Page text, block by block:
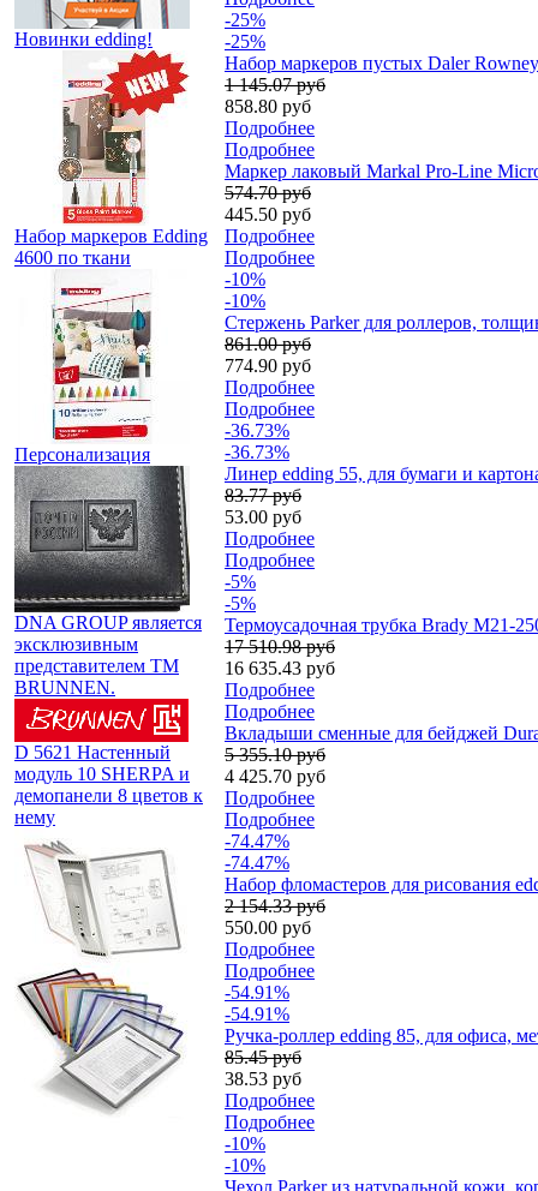
Новинки edding!
Набор маркеров Edding
4600 по ткани
Персонализация
DNA GROUP является
эксклюзивным
представителем TM
BRUNNEN.
D 5621 Настенный
модуль 10 SHERPA и
демопанели 8 цветов к
нему
-25%
-25%
Набор маркеров пустых Daler
1 145.07 руб
858.80 руб
Подробнее
Подробнее
Маркер лаковый Markal Pro-Line
574.70 руб
445.50 руб
Подробнее
Подробнее
-10%
-10%
Стержень Parker для роллеров,
861.00 руб
774.90 руб
Подробнее
Подробнее
-36.73%
-36.73%
Линер edding 55, для бумаги и
83.77 руб
53.00 руб
Подробнее
Подробнее
-5%
-5%
Термоусадочная трубка Brady M21-
17 510.98 руб
16 635.43 руб
Подробнее
Подробнее
Вкладыши сменные для бейджей
5 355.10 руб
4 425.70 руб
Подробнее
Подробнее
-74.47%
-74.47%
Набор фломастеров для рисования
2 154.33 руб
550.00 руб
Подробнее
Подробнее
-54.91%
-54.91%
Ручка-роллер edding 85, для офиса,
85.45 руб
38.53 руб
Подробнее
Подробнее
-10%
-10%